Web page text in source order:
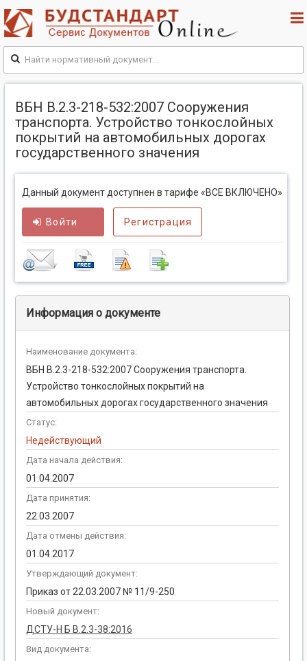
ВБН В.2.3-218-532:2007 Сооружения
транспорта. Устройство тонкослойных
покрытий на автомобильных дорогах
государственного значения
Данный документ доступнен в тарифе «ВСЕ ВКЛЮЧЕНО»
Войти Регистрация
Информация о документе
Наименование документа:
ВБН В.2.3-218-532:2007 Сооружения транспорта.
Устройство тонкослойных покрытий на
автомобильных дорогах государственного значения
Статус:
Недействующий
Дата начала действия:
01.04.2007
Дата принятия:
22.03.2007
Дата отмены действия:
01.04.2017
Утверждающий документ:
Приказ от 22.03.2007 № 11/9-250
Новый документ:
ДСТУ-Н Б В.2.3-38:2016
Вид документа: